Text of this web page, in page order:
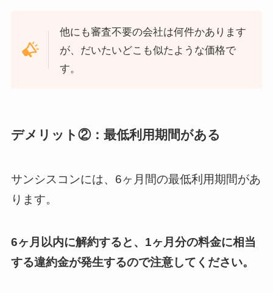
他にも審査不要の会社は何件かあります
が、だいたいどこも似たような価格で
す。
デメリット②：最低利用期間がある
サンシスコンには、6ヶ月間の最低利用期間があ
ります。
6ヶ月以内に解約すると、1ヶ月分の料金に相当
する違約金が発生するので注意してください。